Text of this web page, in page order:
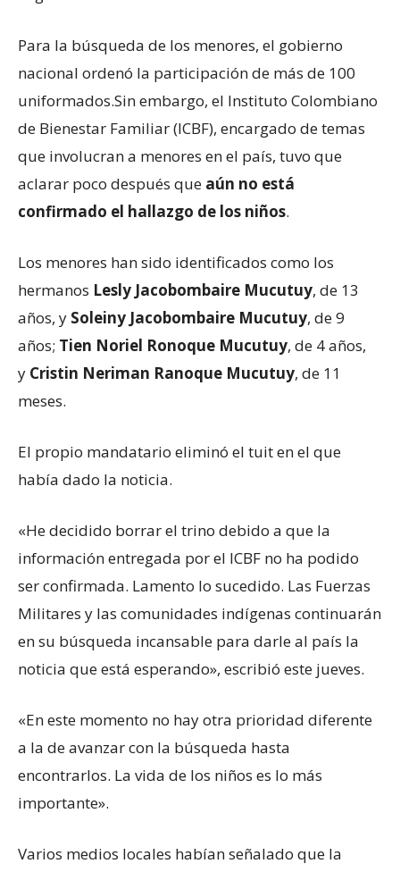
Para la búsqueda de los menores, el gobierno
nacional ordenó la participación de más de 100
uniformados.Sin embargo, el Instituto Colombiano
de Bienestar Familiar (ICBF), encargado de temas
que involucran a menores en el país, tuvo que
aclarar poco después que aún no está
confirmado el hallazgo de los niños.
Los menores han sido identificados como los
hermanos Lesly Jacobombaire Mucutuy, de 13
años, y Soleiny Jacobombaire Mucutuy, de 9
años; Tien Noriel Ronoque Mucutuy, de 4 años,
y Cristin Neriman Ranoque Mucutuy, de 11
meses.
El propio mandatario eliminó el tuit en el que
había dado la noticia.
«He decidido borrar el trino debido a que la
información entregada por el ICBF no ha podido
ser confirmada. Lamento lo sucedido. Las Fuerzas
Militares y las comunidades indígenas continuarán
en su búsqueda incansable para darle al país la
noticia que está esperando», escribió este jueves.
«En este momento no hay otra prioridad diferente
a la de avanzar con la búsqueda hasta
encontrarlos. La vida de los niños es lo más
importante».
Varios medios locales habían señalado que la